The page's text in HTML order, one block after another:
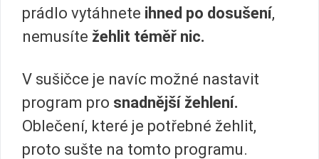
prádlo vytáhnete ihned po dosušení,
nemusíte žehlit téměř nic.
V sušičce je navíc možné nastavit
program pro snadnější žehlení.
Oblečení, které je potřebné žehlit,
proto sušte na tomto programu.